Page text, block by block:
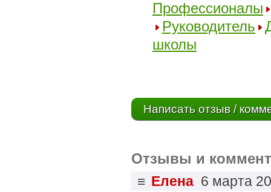
Профессионалы
Руководитель
школы
Написать отзыв /
Отзывы и
≡ Елена 6 марта